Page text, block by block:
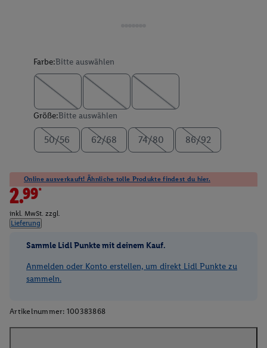
Farbe:Bitte auswählen
Größe:Bitte auswählen
50/56 62/68 74/80 86/92
Online ausverkauft! Ähnliche tolle Produkte findest du hier.
2.99*
inkl. MwSt. zzgl.
Lieferung
Sammle Lidl Punkte mit deinem Kauf.
Anmelden oder Konto erstellen, um direkt Lidl Punkte zu
sammeln.
Artikelnummer: 100383868